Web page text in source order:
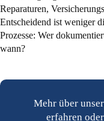
Reparaturen,
Entscheidend ist weniger
Prozesse: Wer
wann?
Mehr über
erfahren